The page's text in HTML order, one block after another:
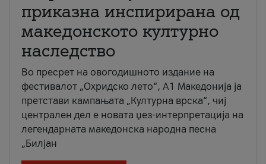
приказна инспирирана од
македонското културно
наследство
Во пресрет на овогодишното издание на
фестивалот „Охридско лето“, А1 Македонија ја
претстави кампањата „Културна врска“, чиј
централен дел е новата џез-интерпретација на
легендарната македонска народна песна
„Билјан